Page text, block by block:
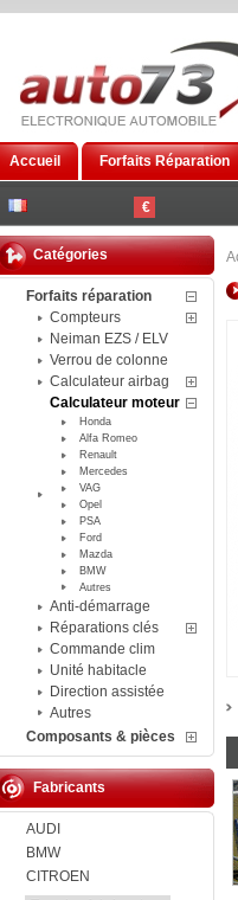
€
Accueil Forfaits Réparation
Catégories
Forfaits réparation
Compteurs
Neiman EZS / ELV
Verrou de colonne
Calculateur airbag
Calculateur moteur
Honda
Alfa Romeo
Renault
Mercedes
VAG
Opel
PSA
Ford
Mazda
BMW
Autres
Anti-démarrage
Réparations clés
Commande clim
Unité habitacle
Direction assistée
Autres
Composants & pièces
Fabricants
AUDI
BMW
CITROEN